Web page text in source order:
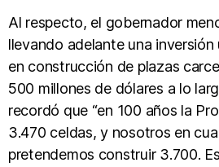
Al respecto, el gobernador
llevando adelante una inversión
en construcción de plazas
500 millones de dólares a lo
recordó que “en 100 años la
3.470 celdas, y nosotros en
pretendemos construir 3.700.